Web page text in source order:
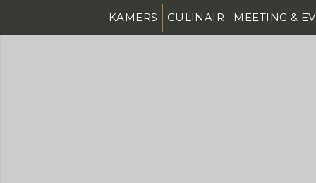
KAMERS CULINAIR MEETING &